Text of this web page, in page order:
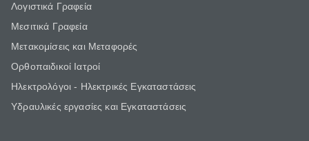
Λογιστικά Γραφεία
Μεσιτικά Γραφεία
Μετακομίσεις και Μεταφορές
Ορθοπαιδικοί Ιατροί
Ηλεκτρολόγοι - Ηλεκτρικές Εγκαταστάσεις
Υδραυλικές εργασίες και Εγκαταστάσεις